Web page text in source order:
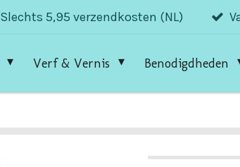
Slechts 5,95 verzendkosten (NL)
Verf & Vernis Benodigdheden